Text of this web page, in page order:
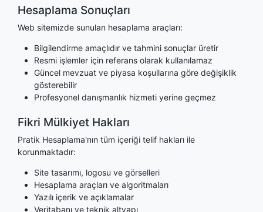
Hesaplama Sonuçları
Web sitemizde sunulan hesaplama araçları:
Bilgilendirme amaçlıdır ve tahmini sonuçlar üretir
Resmi işlemler için referans olarak kullanılamaz
Güncel mevzuat ve piyasa koşullarına göre değişiklik
gösterebilir
Profesyonel danışmanlık hizmeti yerine geçmez
Fikri Mülkiyet Hakları
Pratik Hesaplama'nın tüm içeriği telif hakları ile
korunmaktadır:
Site tasarımı, logosu ve görselleri
Hesaplama araçları ve algoritmaları
Yazılı içerik ve açıklamalar
Veritabanı ve teknik altyapı